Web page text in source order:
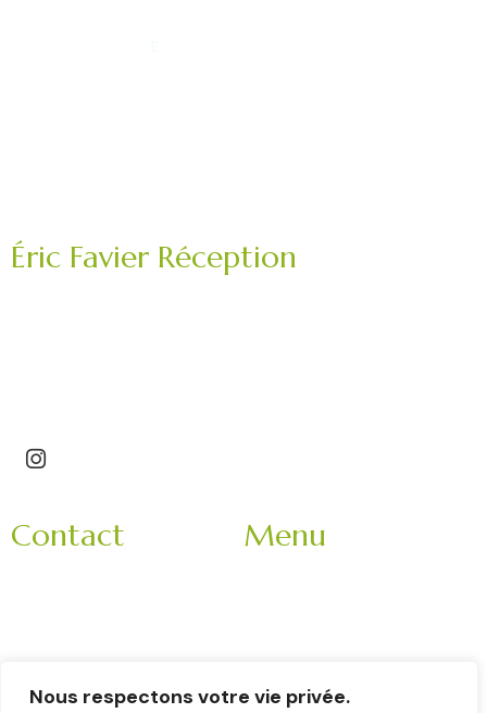
Nous respectons votre vie privée.
Éric Favier Réception
Contact
9h-18h
Menu